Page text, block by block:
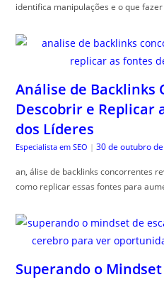
identifica manipulações e o que
Análise de Backlinks
Descobrir e Replicar
dos Líderes
Especialista em SEO | 30 de outubro
an, álise de backlinks concorrentes
como replicar essas fontes para
Superando o Mindset